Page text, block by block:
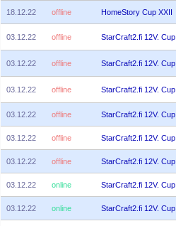
18.12.22 offline HomeStory Cup XXII
03.12.22 offline StarCraft2.fi 12V. Cup
03.12.22 offline StarCraft2.fi 12V. Cup
03.12.22 offline StarCraft2.fi 12V. Cup
03.12.22 offline StarCraft2.fi 12V. Cup
03.12.22 offline StarCraft2.fi 12V. Cup
03.12.22 offline StarCraft2.fi 12V. Cup
03.12.22 online StarCraft2.fi 12V. Cup
03.12.22 online StarCraft2.fi 12V. Cup